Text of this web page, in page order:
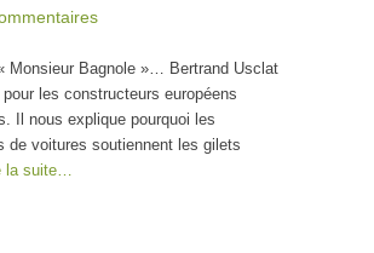
Monsieur Bagnole »… Bertrand Usclat
les constructeurs européens
Il nous explique pourquoi les
de voitures soutiennent les gilets
la suite…